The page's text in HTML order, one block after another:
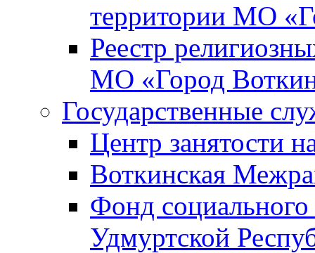
территории МО
Реестр
МО «Город
Государственные
Центр занятости
Воткинская
Фонд
Удмуртской